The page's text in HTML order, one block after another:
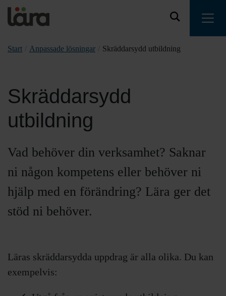
Start Anpassade lösningar Skräddarsydd utbildning
Skräddarsydd
utbildning
Vad behöver din verksamhet? Saknar
ni någon kompetens eller behöver ni
hjälp med en förändring? Lära ger det
stöd ni behöver.
Läras skräddarsydda uppdrag är alla olika. Du kan
exempelvis: